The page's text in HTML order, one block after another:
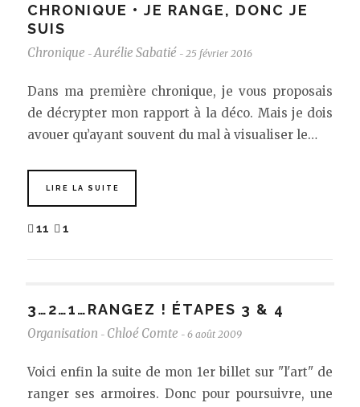
CHRONIQUE • JE RANGE, DONC JE
SUIS
Chronique - Aurélie Sabatié - 25 février 2016
Dans ma première chronique, je vous proposais
de décrypter mon rapport à la déco. Mais je dois
avouer qu’ayant souvent du mal à visualiser le…
LIRE LA SUITE
11 1
3…2…1…RANGEZ ! ÉTAPES 3 & 4
Organisation - Chloé Comte - 6 août 2009
Voici enfin la suite de mon 1er billet sur "l'art" de
ranger ses armoires. Donc pour poursuivre, une